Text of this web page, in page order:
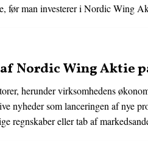
før man investerer i Nordic Wing
Nordic Wing Aktie
herunder virksomhedens
nyheder som lanceringen af nye
regnskaber eller tab af